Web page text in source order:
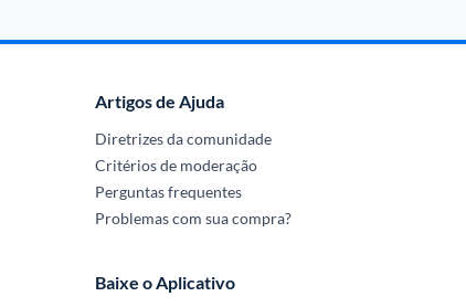
Artigos de Ajuda
Diretrizes da comunidade
Critérios de moderação
Perguntas frequentes
Problemas com sua compra?
Baixe o Aplicativo